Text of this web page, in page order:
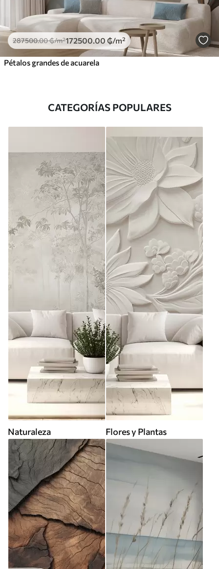
287500.00₲/m²172500.00 ₲/m²
Pétalos grandes de acuarela
CATEGORÍAS POPULARES
Naturaleza Flores y Plantas